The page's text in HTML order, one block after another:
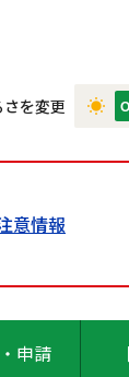
さを変更
意情報
申請